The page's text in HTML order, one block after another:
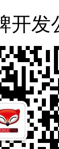
开发